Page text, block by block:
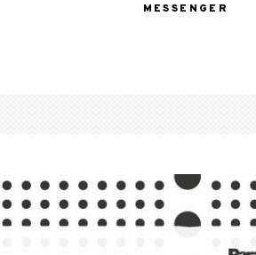
MESSENGER